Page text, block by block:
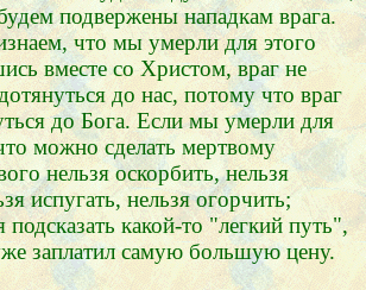
подвержены нападкам врага.
что мы умерли для этого
вместе со Христом, враг не
до нас, потому что враг
до Бога. Если мы умерли для
можно сделать мертвому
нельзя оскорбить, нельзя
испугать, нельзя огорчить;
какой-то "легкий путь",
заплатил самую большую цену.